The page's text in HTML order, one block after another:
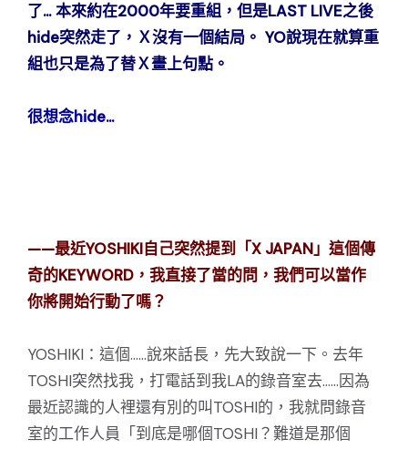
了... 本來約在2000年要重組，但是LAST LIVE之後
hide突然走了，Ｘ沒有一個結局。 YO說現在就算重
組也只是為了替Ｘ畫上句點。
很想念hide...
——最近YOSHIKI自己突然提到「X JAPAN」這個傳
奇的KEYWORD，我直接了當的問，我們可以當作
你將開始行動了嗎？
YOSHIKI：這個……說來話長，先大致說一下。去年
TOSHI突然找我，打電話到我LA的錄音室去……因為
最近認識的人裡還有別的叫TOSHI的，我就問錄音
室的工作人員「到底是哪個TOSHI？難道是那個